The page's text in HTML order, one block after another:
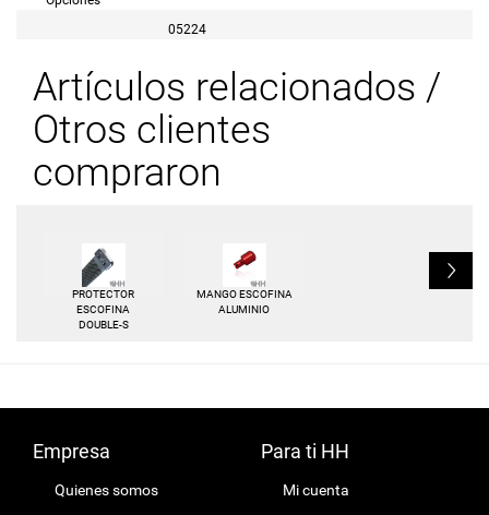
05224
Artículos relacionados /
Otros clientes
compraron
PROTECTOR
ESCOFINA
DOUBLE-S
MANGO ESCOFINA
ALUMINIO
L
Empresa
Quienes somos
Para ti HH
Mi cuenta